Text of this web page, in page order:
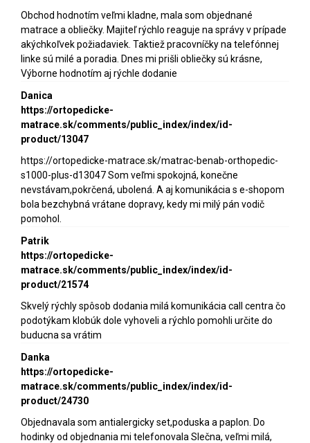
Obchod hodnotím veľmi kladne, mala som objednané
matrace a obliečky. Majiteľ rýchlo reaguje na správy v prípade
akýchkoľvek požiadaviek. Taktiež pracovníčky na telefónnej
linke sú milé a poradia. Dnes mi prišli obliečky sú krásne,
Výborne hodnotím aj rýchle dodanie
Danica
https://ortopedicke-
matrace.sk/comments/public_index/index/id-
product/13047
https://ortopedicke-matrace.sk/matrac-benab-orthopedic-
s1000-plus-d13047 Som veľmi spokojná, konečne
nevstávam,pokrčená, ubolená. A aj komunikácia s e-shopom
bola bezchybná vrátane dopravy, kedy mi milý pán vodič
pomohol.
Patrik
https://ortopedicke-
matrace.sk/comments/public_index/index/id-
product/21574
Skvelý rýchly spôsob dodania milá komunikácia call centra čo
podotýkam klobúk dole vyhoveli a rýchlo pomohli určite do
buducna sa vrátim
Danka
https://ortopedicke-
matrace.sk/comments/public_index/index/id-
product/24730
Objednavala som antialergicky set,poduska a paplon. Do
hodinky od objednania mi telefonovala Slečna, veľmi milá,